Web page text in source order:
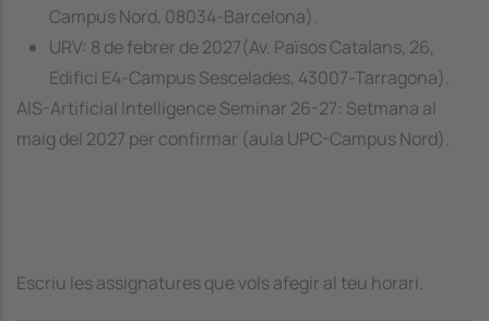
Campus Nord, 08034-Barcelona).
URV: 8 de febrer de 2027(Av. Països Catalans, 26,
Edifici E4-Campus Sescelades, 43007-Tarragona).
AIS-Artificial Intelligence Seminar 26-27: Setmana al
maig del 2027 per confirmar (aula UPC-Campus Nord).
Escriu les assignatures que vols afegir al teu horari.